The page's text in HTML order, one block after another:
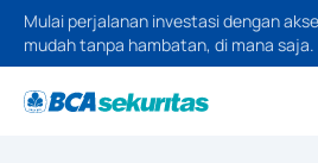
Mulai perjalanan investasi dengan
mudah tanpa hambatan, di mana saja.